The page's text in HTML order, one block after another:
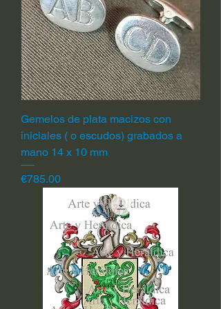
Gemelos de plata macizos con
iniciales ( o escudos) grabados a
mano 14 x 10 mm
Price
€785.00